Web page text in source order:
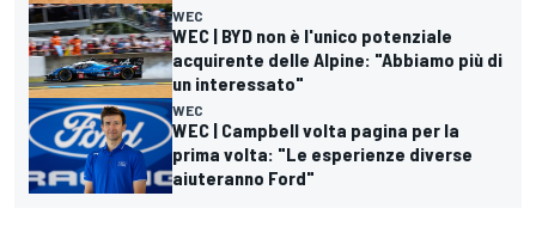
WEC
WEC | BYD non è l'unico potenziale
acquirente delle Alpine: "Abbiamo più di
un interessato"
WEC
WEC | Campbell volta pagina per la
prima volta: "Le esperienze diverse
aiuteranno Ford"